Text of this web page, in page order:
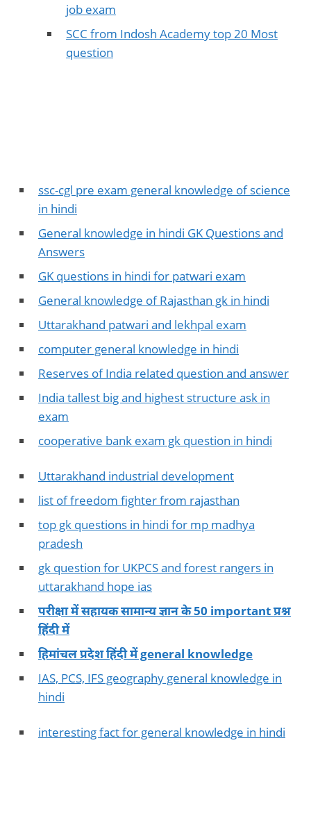
job exam
SCC from Indosh Academy top 20 Most
question
ssc-cgl pre exam general knowledge of science
in hindi
General knowledge in hindi GK Questions and
Answers
GK questions in hindi for patwari exam
General knowledge of Rajasthan gk in hindi
Uttarakhand patwari and lekhpal exam
computer general knowledge in hindi
Reserves of India related question and answer
India tallest big and highest structure ask in
exam
cooperative bank exam gk question in hindi
Uttarakhand industrial development
list of freedom fighter from rajasthan
top gk questions in hindi for mp madhya
pradesh
gk question for UKPCS and forest rangers in
uttarakhand hope ias
परीक्षा में सहायक सामान्य ज्ञान के 50 important प्रश्न
हिंदी में
हिमांचल प्रदेश हिंदी में general knowledge
IAS, PCS, IFS geography general knowledge in
hindi
interesting fact for general knowledge in hindi